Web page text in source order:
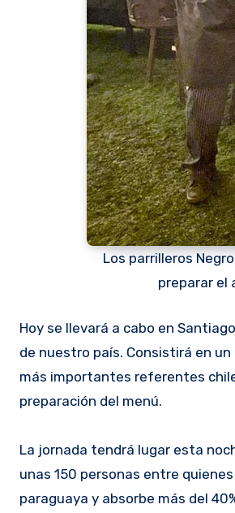
Los parrilleros
preparar el
Hoy se llevará a cabo en Santiago de Chile La Noche de la Carne Paraguaya, el evento más importante del sector cárnico
de nuestro país. Consistirá en
más importantes referentes
preparación del menú.
La jornada tendrá lugar esta
unas 150 personas entre
paraguaya y absorbe más del